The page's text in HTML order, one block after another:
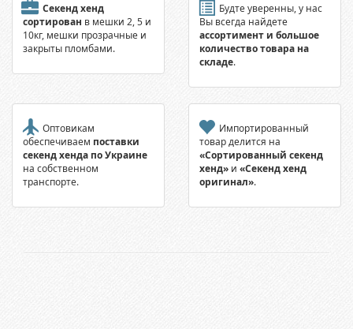
Секенд хенд
сортирован в мешки 2, 5 и
10кг, мешки прозрачные и
закрыты пломбами.
Будте уверенны, у нас
Вы всегда найдете
ассортимент и большое
количество товара на
складе.
Оптовикам
обеспечиваем поставки
секенд хенда по Украине
на собственном
транспорте.
Импортированный
товар делится на
«Сортированный секенд
хенд» и «Секенд хенд
оригинал».